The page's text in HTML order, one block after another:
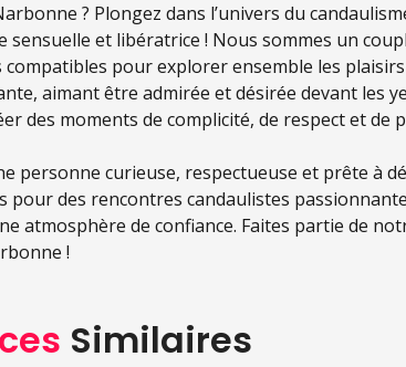
? Plongez dans l’univers du
sensuelle et libératrice ! Nous sommes un
pour explorer ensemble les
aimant être admirée et désirée devant les
des moments de complicité, de respect et de
personne curieuse, respectueuse et prête à
pour des rencontres candaulistes
atmosphère de confiance. Faites partie de
!
Similaires